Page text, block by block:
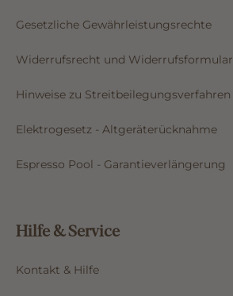
Gesetzliche Gewährleistungsrechte
Widerrufsrecht und Widerrufsformular
Hinweise zu Streitbeilegungsverfahren
Elektrogesetz - Altgeräterücknahme
Espresso Pool - Garantieverlängerung
Hilfe & Service
Kontakt & Hilfe